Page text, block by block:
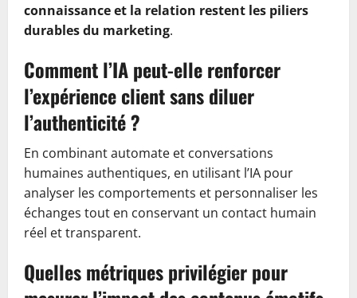
connaissance et la relation restent les piliers
durables du marketing.
Comment l’IA peut-elle renforcer
l’expérience client sans diluer
l’authenticité ?
En combinant automate et conversations
humaines authentiques, en utilisant l’IA pour
analyser les comportements et personnaliser les
échanges tout en conservant un contact humain
réel et transparent.
Quelles métriques privilégier pour